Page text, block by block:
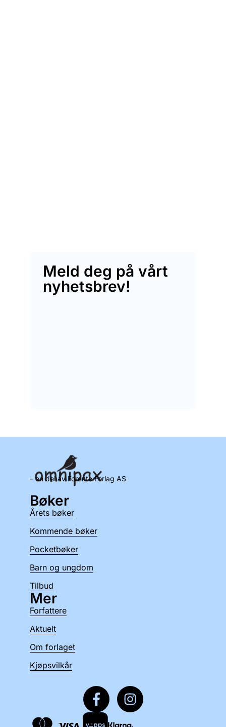
Meld deg på vårt
nyhetsbrev!
– en del av Forente Forlag AS
Bøker
Årets bøker
Kommende bøker
Pocketbøker
Barn og ungdom
Tilbud
Mer
Forfattere
Aktuelt
Om forlaget
Kjøpsvilkår